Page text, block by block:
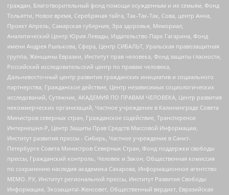
граждан, Благотворительный фонд помощи осужденным и их семьям, Фонд
Тольятти, Новое время, Серебряная тайга, Так-Так-Так, Сова, центр Анна,
Проект Апрель, Самарская губерния, Эра здоровья, Мемориал,
Аналитический Центр Юрия Левады, Издательство Парк Гагарина, Фонд
имени Андрея Рылькова, Сфера, Центр СИБАЛЬТ, Уральская правозащитная
группа, Женщины Евразии, Институт прав человека, Фонд защиты гласности,
Российский исследовательский центр по правам человека,
Дальневосточный центр развития гражданских инициатив и социального
партнерства, Гражданское действие, Центр независимых социологических
исследований, Сутяжник, АКАДЕМИЯ ПО ПРАВАМ ЧЕЛОВЕКА, Центр развития
некоммерческих организаций, Частное учреждение в Калининграде Совета
Министров северных стран, Гражданское содействие, Трансперенси
Интернешнл-Р, Центр Защиты Прав Средств Массовой Информации,
Институт развития прессы - Сибирь, Частное учреждение в Санкт-
Петербурге Совета Министров Северных Стран, Фонд поддержки свободы
прессы, Гражданский контроль, Человек и Закон, Общественная комиссия
по сохранению наследия академика Сахарова, Информационное агентство
МЕМО. РУ, Институт региональной прессы, Институт Развития Свободы
Информации, Экозащита!-Женсовет, Общественный вердикт, Евразийская